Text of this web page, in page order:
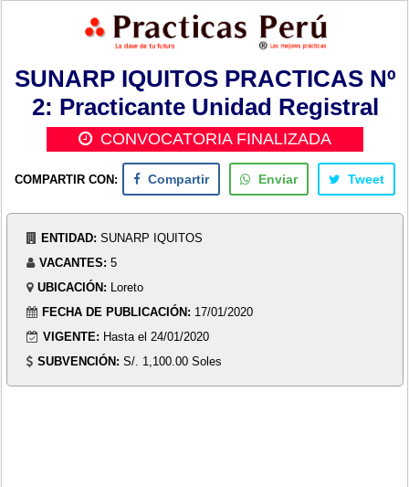
SUNARP IQUITOS PRACTICAS Nº
2: Practicante Unidad Registral
CONVOCATORIA FINALIZADA
COMPARTIR CON: Compartir Enviar Tweet
ENTIDAD: SUNARP IQUITOS
VACANTES: 5
UBICACIÓN:
Loreto
FECHA DE PUBLICACIÓN: 17/01/2020
VIGENTE: Hasta el 24/01/2020
SUBVENCIÓN: S/. 1,100.00 Soles